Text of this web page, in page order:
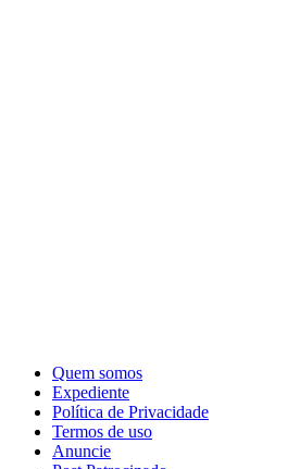
Quem somos
Expediente
Política de Privacidade
Termos de uso
Anuncie